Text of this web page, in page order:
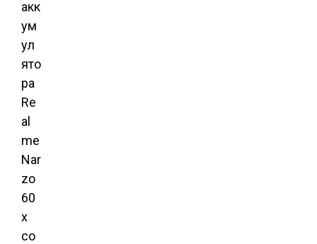
акк
ум
ул
ято
ра
Re
al
me
Nar
zo
60
x
со